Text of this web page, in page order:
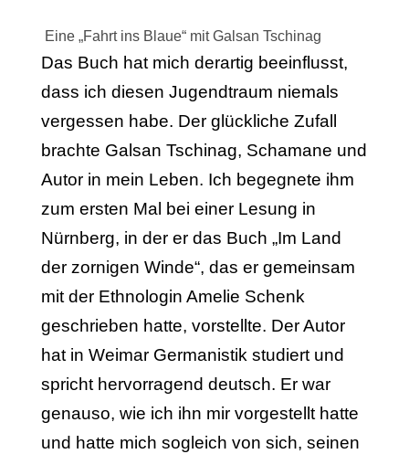
Eine „Fahrt ins Blaue“ mit Galsan Tschinag
Das Buch hat mich derartig beeinflusst,
dass ich diesen Jugendtraum niemals
vergessen habe. Der glückliche Zufall
brachte Galsan Tschinag, Schamane und
Autor in mein Leben. Ich begegnete ihm
zum ersten Mal bei einer Lesung in
Nürnberg, in der er das Buch „Im Land
der zornigen Winde“, das er gemeinsam
mit der Ethnologin Amelie Schenk
geschrieben hatte, vorstellte. Der Autor
hat in Weimar Germanistik studiert und
spricht hervorragend deutsch. Er war
genauso, wie ich ihn mir vorgestellt hatte
und hatte mich sogleich von sich, seinen